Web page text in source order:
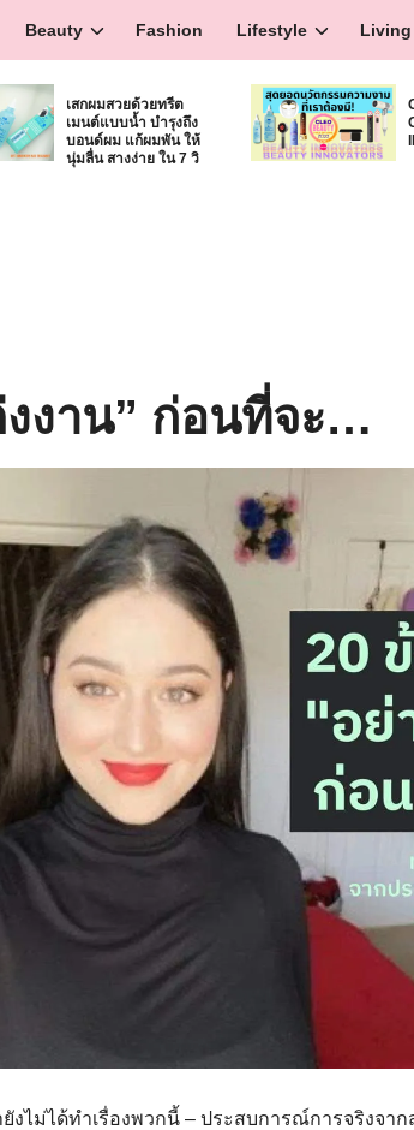
Beauty Fashion Lifestyle Living
เสกผมสวยด้วยทรีต
เมนต์แบบน้ำ บำรุงถึง
บอนด์ผม แก้ผมพัน ให้
นุ่มลื่น สางง่าย ใน 7 วิ
งาน” ก่อนที่จะ…
งไม่ได้ทำเรื่องพวกนี้ – ประสบการณ์การจริงจา